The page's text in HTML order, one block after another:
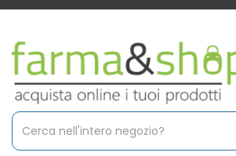
Passa
contenuto
principale
Farmacia
Massaro
Cerca
Prodotto